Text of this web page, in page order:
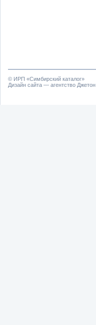
© ИРП «Симбирский каталог»
Дизайн сайта — агентство Джетон